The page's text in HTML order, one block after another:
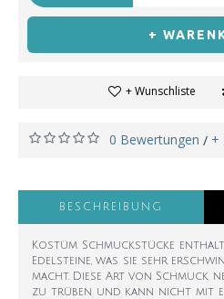
+
+ Wunschliste
0 Bewertungen / +
BESCHREIBUNG
Kostüm Schmuckstücke
Edelsteine, was sie sehr
macht. Diese Art von Schmuck
zu trüben und kann nicht mit